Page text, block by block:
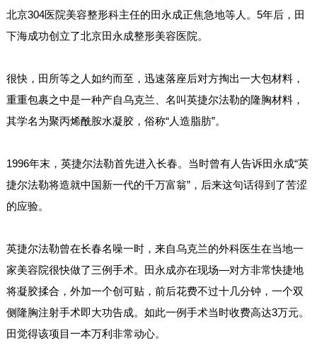
北京304医院美容整形科主任的田永成正焦急地等人。5年后，田
下海成功创立了北京田永成整形美容医院。
很快，田所等之人如约而至，迅速落座后对方掏出一大包材料，
重重包裹之中是一种产自乌克兰、名叫英捷尔法勒的隆胸材料，
其学名为聚丙烯酰胺水凝胶，俗称“人造脂肪”。
1996年末，英捷尔法勒首先进入长春。当时曾有人告诉田永成“英
捷尔法勒将造就中国新一代的千万富翁”，后来这句话得到了苦涩
的应验。
英捷尔法勒曾在长春名噪一时，来自乌克兰的外科医生在当地一
家美容院很快做了三例手术。田永成亦在现场—对方非常快捷地
将凝胶揉合，外加一个创可贴，前后花费不过十几分钟，一个双
侧隆胸注射手术即大功告成。如此一例手术当时收费高达3万元。
田觉得该项目一本万利非常动心。